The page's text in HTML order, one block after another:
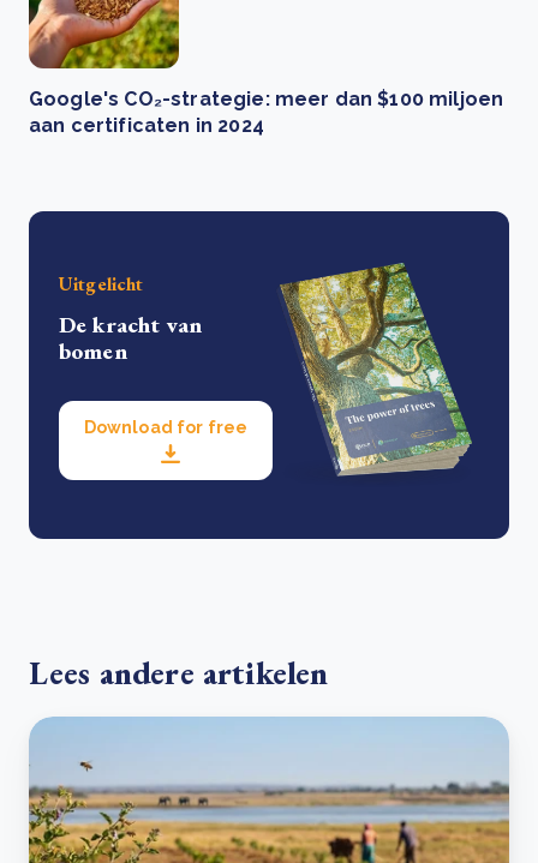
Google's CO₂-strategie: meer dan $100 miljoen
aan certificaten in 2024
Uitgelicht
De kracht van
bomen
Download for free
Lees andere artikelen